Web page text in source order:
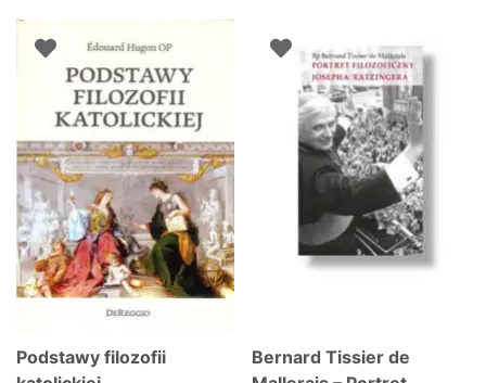
Podstawy filozofii
Bernard Tissier de